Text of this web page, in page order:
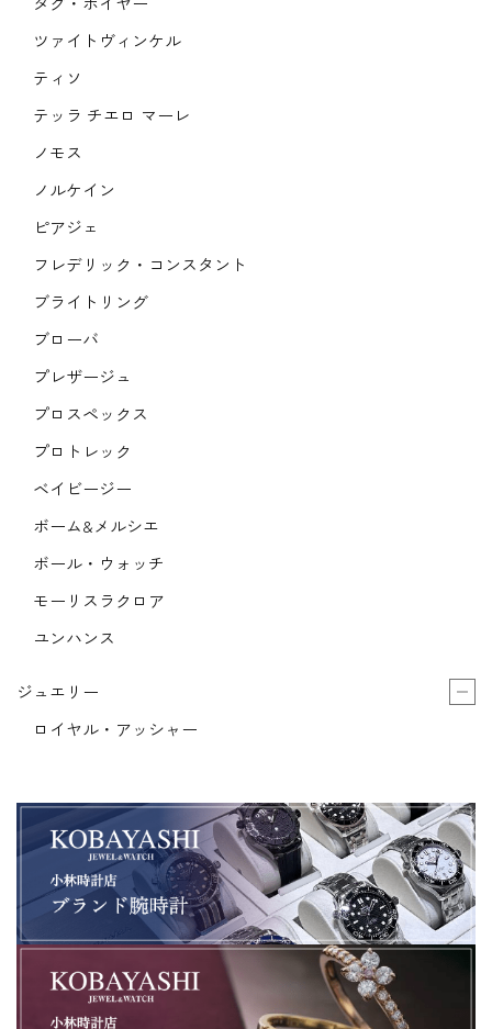
ツァイトヴィンケル
ティソ
テッラ チエロ マーレ
ノモス
ノルケイン
ピアジェ
フレデリック・コンスタント
ブライトリング
ブローバ
プレザージュ
プロスペックス
プロトレック
ベイビージー
ボーム&メルシエ
ボール・ウォッチ
モーリスラクロア
ユンハンス
ジュエリー
ロイヤル・アッシャー